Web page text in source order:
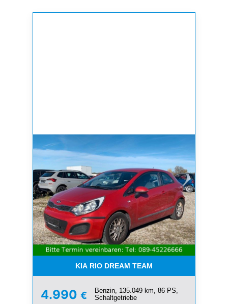
KIA RIO DREAM TEAM
4.990 €
Benzin, 135.049 km, 86 PS,
Schaltgetriebe